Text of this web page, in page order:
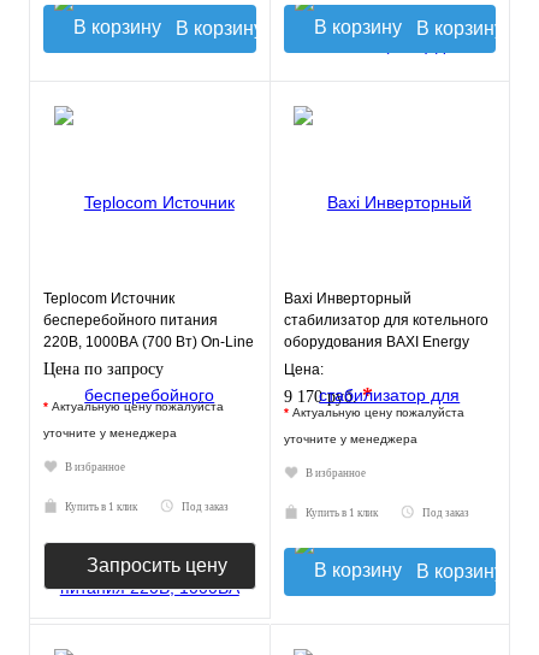
В корзину В корзину
Teplocom Источник
бесперебойного питания
220В, 1000ВА (700 Вт) On-Line
Цена по запросу
* Актуальную цену пожалуйста
уточните у менеджера
В избранное
Купить в 1 клик Под заказ
Запросить цену
Baxi Инверторный
стабилизатор для котельного
оборудования BAXI Energy
400
Цена:
9 170 руб.*
* Актуальную цену пожалуйста
уточните у менеджера
В избранное
Купить в 1 клик Под заказ
В корзину